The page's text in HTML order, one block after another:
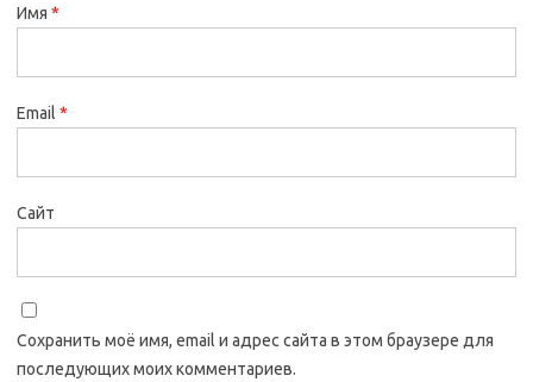
Имя *
Email *
Сайт
Сохранить моё имя, email и адрес сайта в этом браузере для
последующих моих комментариев.